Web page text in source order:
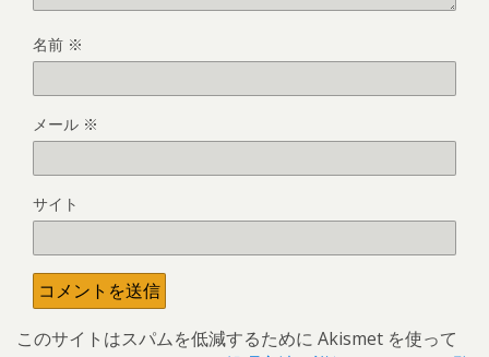
名前 ※
メール ※
サイト
このサイトはスパムを低減するために Akismet を使って